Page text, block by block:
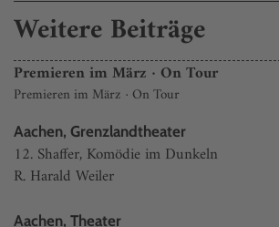
Weitere Beiträge
Premieren im März · On Tour
Premieren im März · On Tour
Aachen, Grenzlandtheater
12. Shaffer, Komödie im Dunkeln
R. Harald Weiler
Aachen, Theater